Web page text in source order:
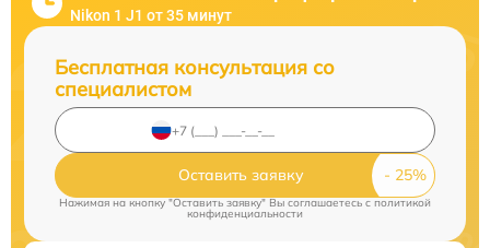
Nikon 1 J1 от 35 минут
Бесплатная консультация со
специалистом
Оставить заявку
Нажимая на кнопку "Оставить заявку" Вы соглашаетесь cполитикой
конфиденциальности